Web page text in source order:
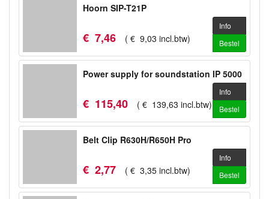
Hoorn SIP-T21P
€ 7,46 ( € 9,03 incl.btw)
Info
Bestel
Power supply for soundstation IP 5000
€ 115,40 ( € 139,63 incl.btw)
Info
Bestel
Belt Clip R630H/R650H Pro
€ 2,77 ( € 3,35 incl.btw)
Info
Bestel